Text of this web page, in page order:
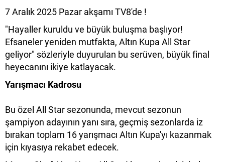
7 Aralık 2025 Pazar akşamı TV8'de !
"Hayaller kuruldu ve büyük buluşma başlıyor!
Efsaneler yeniden mutfakta, Altın Kupa All Star
geliyor" sözleriyle duyurulan bu serüven, büyük final
heyecanını ikiye katlayacak.
Yarışmacı Kadrosu
Bu özel All Star sezonunda, mevcut sezonun
şampiyon adayının yanı sıra, geçmiş sezonlarda iz
bırakan toplam 16 yarışmacı Altın Kupa'yı kazanmak
için kıyasıya rekabet edecek.